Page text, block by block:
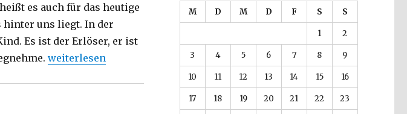
es auch für das heutige
hinter uns liegt. In der
Es ist der Erlöser, er ist
„Predigt 1. Weihnachtstag, Christoph Fleischer, Welver 2017“
weiterlesen
M D M D F S S
1 2
3 4 5 6 7 8 9
10 11 12 13 14 15 16
17 18 19 20 21 22 23